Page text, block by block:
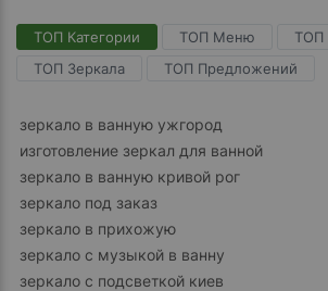
ТОП Категории ТОП Меню
ТОП
ТОП Зеркала
ТОП Предложений
зеркало в ванную ужгород
изготовление зеркал для ванной
зеркало в ванную кривой рог
зеркало под заказ
зеркало в прихожую
зеркало с музыкой в ванну
зеркало с подсветкой киев